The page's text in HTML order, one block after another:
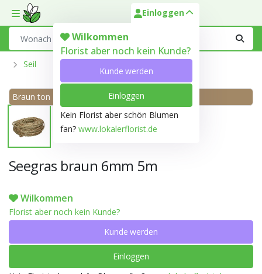
Toggle mobile menu
Einloggen
Wilkommen
Florist aber noch kein Kunde?
Kunde werden
Einloggen
Kein Florist aber schön Blumen
fan? www.lokalerflorist.de
Seil
Braun ton 199C
Seegras braun 6mm 5m
Wilkommen
Florist aber noch kein Kunde?
Kunde werden
Einloggen